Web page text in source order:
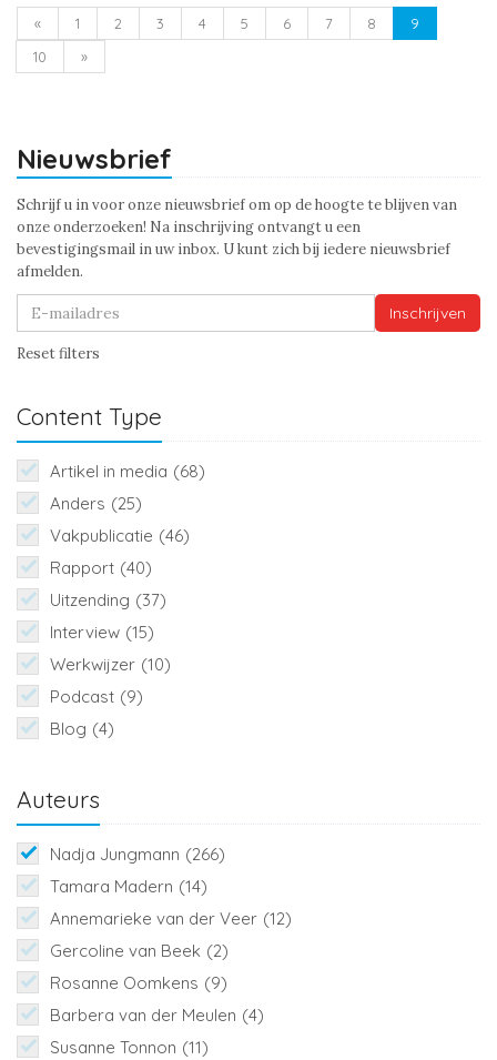
« 1 2 3 4 5 6 7 8
9
10
»
Nieuwsbrief
Schrijf u in voor onze nieuwsbrief om op de hoogte te blijven van
onze onderzoeken! Na inschrijving ontvangt u een
bevestigingsmail in uw inbox. U kunt zich bij iedere nieuwsbrief
afmelden.
Inschrijven
Reset filters
Content Type
Artikel in media (68)
Anders (25)
Vakpublicatie (46)
Rapport (40)
Uitzending (37)
Interview (15)
Werkwijzer (10)
Podcast (9)
Blog (4)
Auteurs
Nadja Jungmann (266)
Tamara Madern (14)
Annemarieke van der Veer (12)
Gercoline van Beek (2)
Rosanne Oomkens (9)
Barbera van der Meulen (4)
Susanne Tonnon (11)